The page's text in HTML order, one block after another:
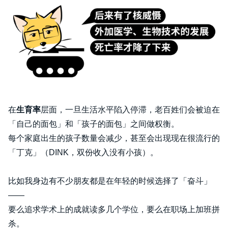
在生育率层面，一旦生活水平陷入停滞，老百姓们会被迫在
「自己的面包」和「孩子的面包」之间做权衡。
每个家庭出生的孩子数量会减少，甚至会出现现在很流行的
「丁克」（DINK，双份收入没有小孩）。
比如我身边有不少朋友都是在年轻的时候选择了「奋斗」
——
要么追求学术上的成就读多几个学位，要么在职场上加班拼
杀。